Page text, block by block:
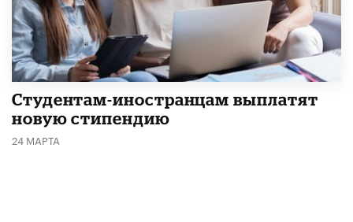
Студентам-иностранцам выплатят
новую стипендию
24 МАРТА